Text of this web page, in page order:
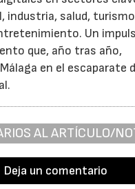
industria, salud,
Un
que, año tras año,
en el escaparate
AL ARTÍCULO/
Deja un comentario